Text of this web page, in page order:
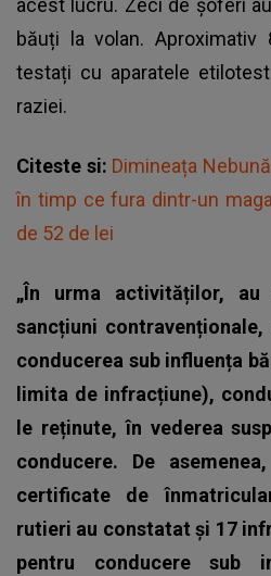
acest lucru. Zeci de șoferi
băuți la volan.
testați cu aparatele
raziei.
Citeste si: Dimineața
în timp ce fura dintr-un
de 52 de lei
„În urma activităților,
sancțiuni
conducerea sub influența
limita de infracțiune),
le reținute, în vederea
conducere. De
certificate de
rutieri au constatat și 17
pentru conducere sub